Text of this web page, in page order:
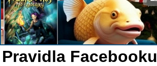
Pravidla Facebooku